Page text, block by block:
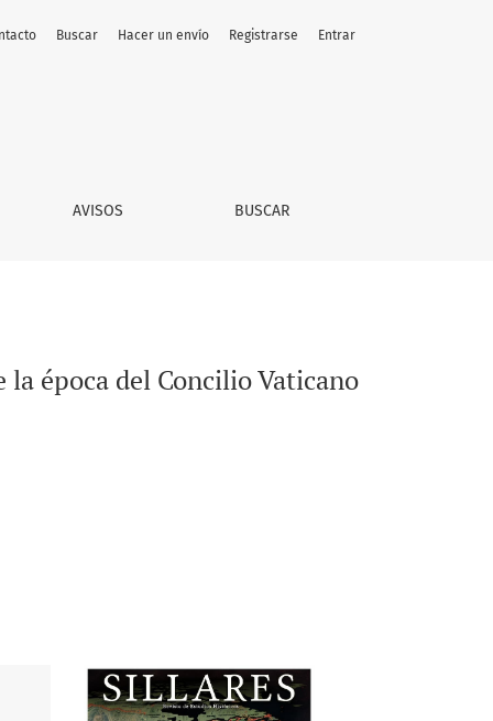
1968)
AVISOS BUSCAR
Buscar Hacer un envío Registrarse Entrar
época del Concilio Vaticano